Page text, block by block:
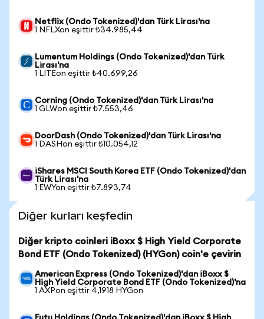
Netflix (Ondo Tokenized)'dan Türk Lirası'na
1 NFLXon eşittir ₺34.985,44
Lumentum Holdings (Ondo Tokenized)'dan Türk
Lirası'na
1 LITEon eşittir ₺40.699,26
Corning (Ondo Tokenized)'dan Türk Lirası'na
1 GLWon eşittir ₺7.553,46
DoorDash (Ondo Tokenized)'dan Türk Lirası'na
1 DASHon eşittir ₺10.054,12
iShares MSCI South Korea ETF (Ondo Tokenized)'dan
Türk Lirası'na
1 EWYon eşittir ₺7.893,74
Diğer kurları keşfedin
Diğer kripto coinleri iBoxx $ High Yield Corporate
Bond ETF (Ondo Tokenized) (HYGon) coin'e çevirin
American Express (Ondo Tokenized)'dan iBoxx $
High Yield Corporate Bond ETF (Ondo Tokenized)'na
1 AXPon eşittir 4,1918 HYGon